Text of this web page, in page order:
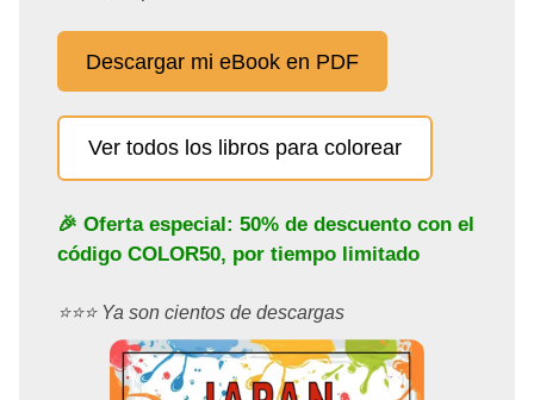
Descargar mi eBook en PDF
Ver todos los libros para colorear
🎉 Oferta especial: 50% de descuento con el
código COLOR50, por tiempo limitado
⭐️⭐️⭐️ Ya son cientos de descargas